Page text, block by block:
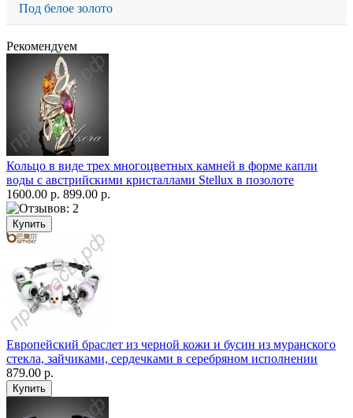
Под белое золото
Рекомендуем
Кольцо в виде трех многоцветных камней в форме капли
воды с австрийскими кристаллами Stellux в позолоте
1600.00 р. 899.00 р.
Европейский браслет из черной кожи и бусин из муранского
стекла, зайчиками, сердечками в серебряном исполнении
879.00 р.